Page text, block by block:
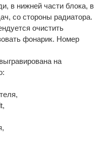
в нижней части блока, в
со стороны радиатора.
очистить
фонарик. Номер
на